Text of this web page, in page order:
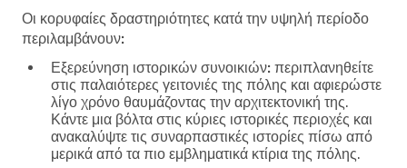
Οι κορυφαίες δραστηριότητες κατά την υψηλή περίοδο
περιλαμβάνουν:
Εξερεύνηση ιστορικών συνοικιών: περιπλανηθείτε
στις παλαιότερες γειτονιές της πόλης και αφιερώστε
λίγο χρόνο θαυμάζοντας την αρχιτεκτονική της.
Κάντε μια βόλτα στις κύριες ιστορικές περιοχές και
ανακαλύψτε τις συναρπαστικές ιστορίες πίσω από
μερικά από τα πιο εμβληματικά κτίρια της πόλης.